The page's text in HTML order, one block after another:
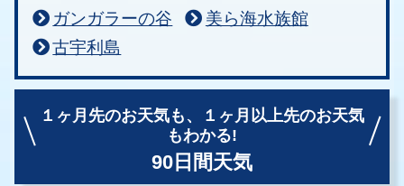
ガンガラーの谷
美ら海水族館
古宇利島
１ヶ月先のお天気も、
１ヶ月以上先のお天気
もわかる!
90日間天気